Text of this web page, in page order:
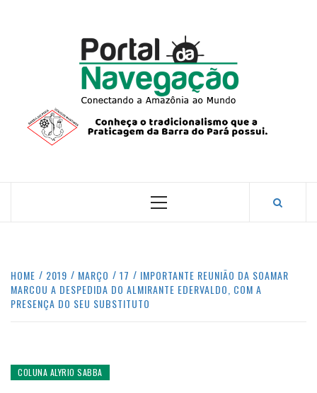
CONECTANDO A AMAZÔNIA COM O MUNDO.
Primary
HOME 2019 MARÇO 17
IMPORTANTE REUNIÃO DA SOAMAR
MARCOU A DESPEDIDA DO ALMIRANTE EDERVALDO, COM A
PRESENÇA DO SEU SUBSTITUTO
COLUNA ALYRIO SABBA